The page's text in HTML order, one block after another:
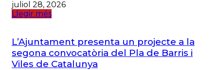
juliol 28, 2026
Llegir més
L’Ajuntament presenta un projecte a la
segona convocatòria del Pla de Barris i
Viles de Catalunya